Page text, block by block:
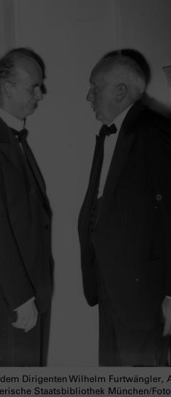
Dirigenten Wilhelm Furtwängler,
Staatsbibliothek München/